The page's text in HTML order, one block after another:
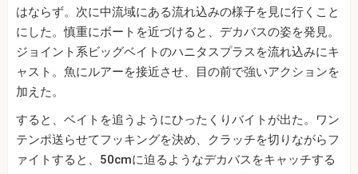
はならず。次に中流域にある流れ込みの様子を見に行くこと
にした。慎重にボートを近づけると、デカバスの姿を発見。
ジョイント系ビッグベイトのハニタスプラスを流れ込みにキ
ャスト。魚にルアーを接近させ、目の前で強いアクションを
加えた。
すると、ベイトを追うようにひったくりバイトが出た。ワン
テンポ送らせてフッキングを決め、クラッチを切りながらフ
ァイトすると、50cmに迫るようなデカバスをキャッチする